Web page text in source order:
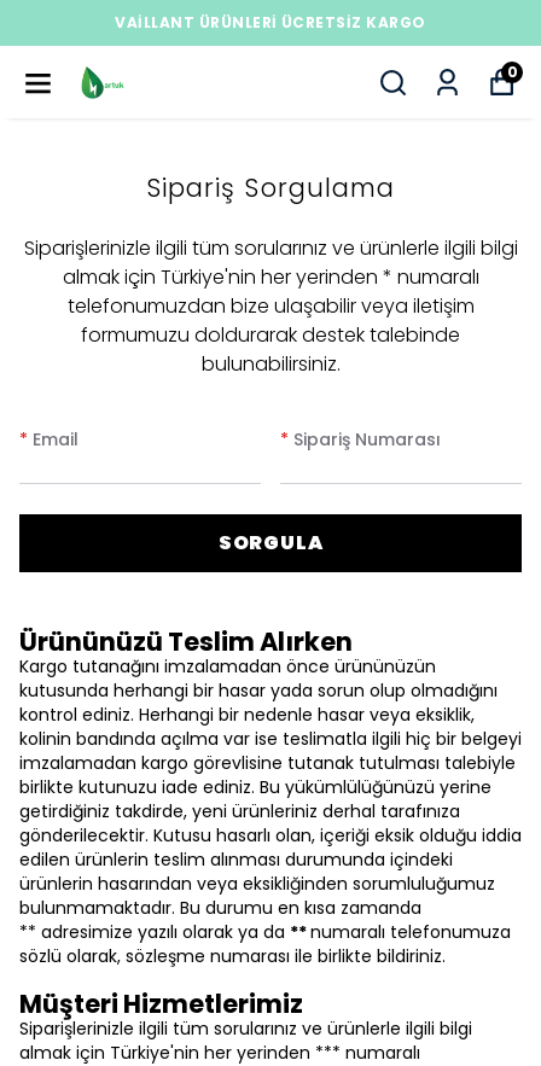
VAILLANT ÜRÜNLERI ÜCRETSIZ KARGO
0
Sipariş Sorgulama
Siparişlerinizle ilgili tüm sorularınız ve ürünlerle ilgili bilgi
almak için Türkiye'nin her yerinden * numaralı
telefonumuzdan bize ulaşabilir veya iletişim
formumuzu doldurarak destek talebinde
bulunabilirsiniz.
* Email * Sipariş Numarası
SORGULA
Ürününüzü Teslim Alırken
Kargo tutanağını imzalamadan önce ürününüzün
kutusunda herhangi bir hasar yada sorun olup olmadığını
kontrol ediniz. Herhangi bir nedenle hasar veya eksiklik,
kolinin bandında açılma var ise teslimatla ilgili hiç bir belgeyi
imzalamadan kargo görevlisine tutanak tutulması talebiyle
birlikte kutunuzu iade ediniz. Bu yükümlülüğünüzü yerine
getirdiğiniz takdirde, yeni ürünleriniz derhal tarafınıza
gönderilecektir. Kutusu hasarlı olan, içeriği eksik olduğu iddia
edilen ürünlerin teslim alınması durumunda içindeki
ürünlerin hasarından veya eksikliğinden sorumluluğumuz
bulunmamaktadır. Bu durumu en kısa zamanda
** adresimize yazılı olarak ya da **numaralı telefonumuza
sözlü olarak, sözleşme numarası ile birlikte bildiriniz.
Müşteri Hizmetlerimiz
Siparişlerinizle ilgili tüm sorularınız ve ürünlerle ilgili bilgi
almak için Türkiye'nin her yerinden *** numaralı